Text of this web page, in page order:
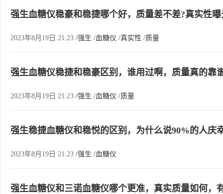
强生血糖仪稳豪和稳捷哪个好，质量差不差?真实性曝
2023年8月19日 21:23 /强生 /血糖仪 /真实性 /质量
强生血糖仪稳捷和稳豪区别，谁用过啊，质量真的靠
2023年8月19日 21:23 /强生 /血糖仪 /质量
强生稳捷血糖仪和稳悦的区别，为什么说90%的人庆
2023年8月19日 21:23 /强生 /血糖仪
强生血糖仪和三诺血糖仪哪个更准，真实质量如何，